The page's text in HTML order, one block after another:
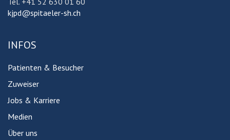
kjpd@spitaeler-sh.ch
INFOS
Patienten & Besucher
Zuweiser
Jobs & Karriere
Medien
Über uns